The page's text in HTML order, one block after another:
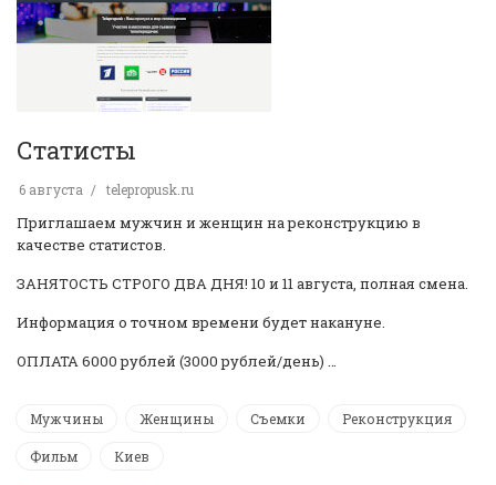
Статисты
6 августа telepropusk.ru
Приглашаем мужчин и женщин на реконструкцию в
качестве статистов.
ЗАНЯТОСТЬ СТРОГО ДВА ДНЯ! 10 и 11 августа, полная смена.
Информация о точном времени будет накануне.
ОПЛАТА 6000 рублей (3000 рублей/день) …
Мужчины Женщины Съемки Реконструкция
Фильм Киев